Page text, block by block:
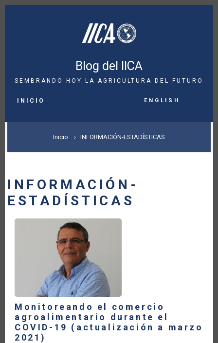
Pasar
Blog del IICA
SEMBRANDO HOY LA AGRICULTURA DEL FUTURO
NAVIGATION
INICIO English
SOBRESCRIBIR
ENLACES
AYUDA
NAVEGACIÓN
Inicio INFORMACIÓN-ESTADÍSTICAS
INFORMACIÓN-
ESTADÍSTICAS
Monitoreando el comercio
agroalimentario durante el
COVID-19 (actualización a marzo
2021)